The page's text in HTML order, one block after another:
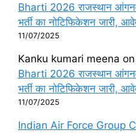
Bharti 2026 राजस्थान
भर्ती का नोटिफिकेशन जारी,
11/07/2025
Kanku kumari meena on
Bharti 2026 राजस्थान
भर्ती का नोटिफिकेशन जारी,
11/07/2025
Indian Air Force Group